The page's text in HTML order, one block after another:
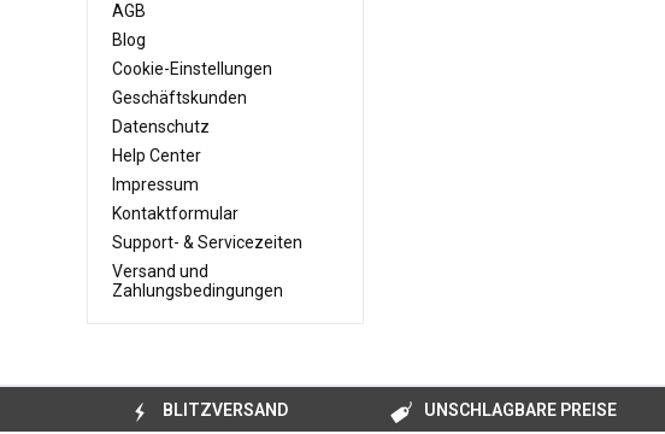
AGB
Blog
Cookie-Einstellungen
Geschäftskunden
Datenschutz
Help Center
Impressum
Kontaktformular
Support- & Servicezeiten
Versand und
Zahlungsbedingungen
BLITZVERSAND UNSCHLAGBARE PREISE